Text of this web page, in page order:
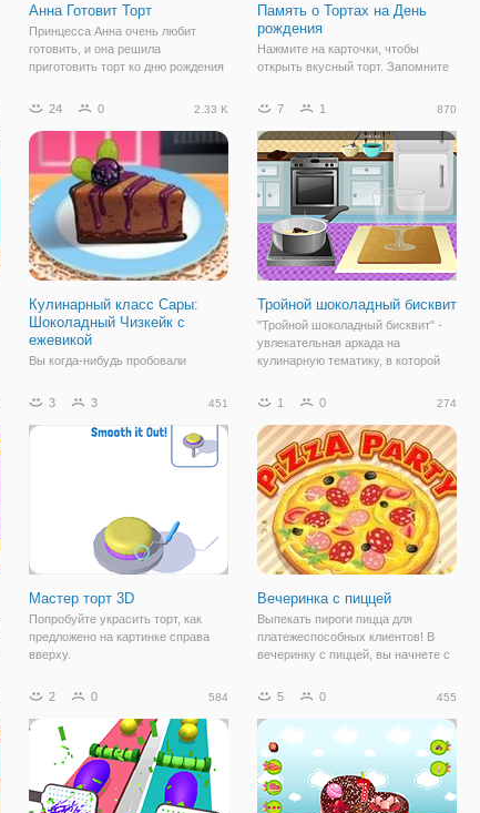
Анна Готовит Торт
Принцесса Анна очень любит
готовить, и она решила
приготовить торт ко дню рождения
вместе поможем нашей красотке,
Сначала необходимо помочь Анне
переодеться,
Память о Тортах на День
рождения
Нажмите на карточки, чтобы
открыть вкусный торт. Запомните
его с аналогичными картами.
чтобы завершить уровень.
Переверните карты, подберите
пирожные и
24 0 2.33 K
Кулинарный класс Сары:
Шоколадный Чизкейк с
ежевикой
Вы когда-нибудь пробовали
Звучит аппетитно, не правда ли?
счастливцев, познавших вкус
этого десерта, мы вам завидуем.
Ведь после игры "Кулинарный
7 1 870
Тройной шоколадный бисквит
"Тройной шоколадный бисквит" -
увлекательная аркада на
кулинарную тематику, в которой
шоколадный бисквит. Суть игры
повторять простые действия и
учиться готовить
3 3 451
Мастер торт 3D
Попробуйте украсить торт, как
предложено на картинке справа
вверху.
1 0 274
Вечеринка с пиццей
Выпекать пироги пицца для
платежеспособных клиентов! В
вечеринку с пиццей, вы начнете с
Вы должны закончить успешного
Моцарелла, базилик и орегано.
Затем, открывайте
2 0 584 5 0 455